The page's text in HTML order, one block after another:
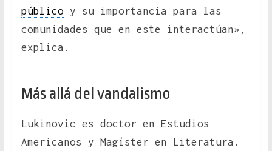
públicoy su importancia para las
comunidades que en este interactúan»,
explica.
Más allá del vandalismo
Lukinovic es doctor en Estudios
Americanos y Magíster en Literatura.